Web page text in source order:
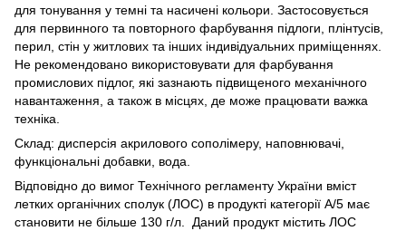
для тонування у темні та насичені кольори. Застосовується
для первинного та повторного фарбування підлоги, плінтусів,
перил, стін у житлових та інших індивідуальних приміщеннях.
Не рекомендовано використовувати для фарбування
промислових підлог, які зазнають підвищеного механічного
навантаження, а також в місцях, де може працювати важка
техніка.
Склад: дисперсія акрилового сополімеру, наповнювачі,
функціональні добавки, вода.
Відповідно до вимог Технічного регламенту України вміст
летких органічних сполук (ЛОС) в продукті категорії А/5 має
становити не більше 130 г/л. Даний продукт містить ЛОС